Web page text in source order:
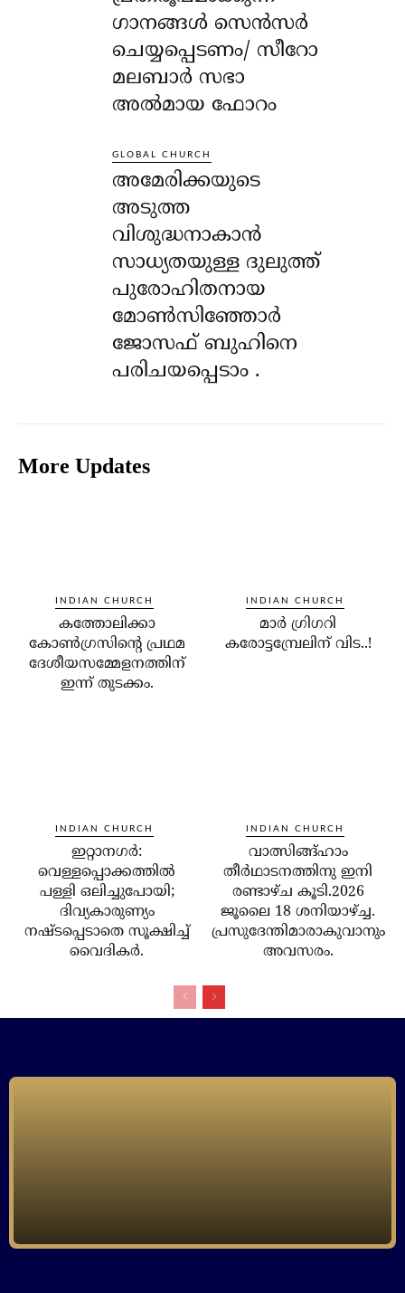
ഗാനങ്ങൾ സെൻസർ
ചെയ്യപ്പെടണം/ സീറോ
മലബാർ സഭാ
അൽമായ ഫോറം
GLOBAL CHURCH
അമേരിക്കയുടെ
അടുത്ത
വിശുദ്ധനാകാൻ
സാധ്യതയുള്ള ദുലുത്ത്
പുരോഹിതനായ
മോൺസിഞ്ഞോർ
ജോസഫ് ബുഹിനെ
പരിചയപ്പെടാം .
More Updates
INDIAN CHURCH
കത്തോലിക്കാ
കോണ്‍ഗ്രസിന്റെ പ്രഥമ
ദേശീയസമ്മേളനത്തിന്
ഇന്ന് തുടക്കം.
INDIAN CHURCH
മാര്‍ ഗ്രിഗറി
കരോട്ടമ്പ്രേലിന് വിട..!
INDIAN CHURCH
ഇറ്റാനഗര്‍:
വെള്ളപ്പൊക്കത്തില്‍
പള്ളി ഒലിച്ചുപോയി;
ദിവ്യകാരുണ്യം
നഷ്ടപ്പെടാതെ സൂക്ഷിച്ച്
വൈദികര്‍.
INDIAN CHURCH
വാത്സിങ്ങ്ഹാം
തീർഥാടനത്തിനു ഇനി
രണ്ടാഴ്ച കൂടി.2026
ജൂലൈ 18 ശനിയാഴ്ച്ച.
പ്രസുദേന്തിമാരാകുവാനും
അവസരം.